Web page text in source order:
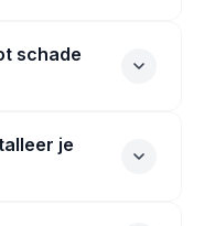
schade
je